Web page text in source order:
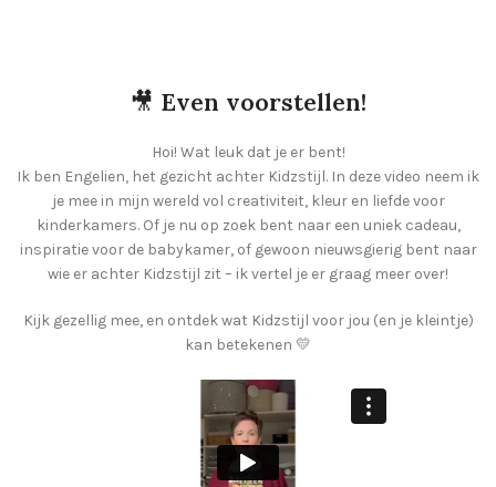
🎥 Even voorstellen!
Hoi! Wat leuk dat je er bent!
Ik ben Engelien, het gezicht achter Kidzstijl. In deze video neem ik
je mee in mijn wereld vol creativiteit, kleur en liefde voor
kinderkamers. Of je nu op zoek bent naar een uniek cadeau,
inspiratie voor de babykamer, of gewoon nieuwsgierig bent naar
wie er achter Kidzstijl zit – ik vertel je er graag meer over!
Kijk gezellig mee, en ontdek wat Kidzstijl voor jou (en je kleintje)
kan betekenen 💛